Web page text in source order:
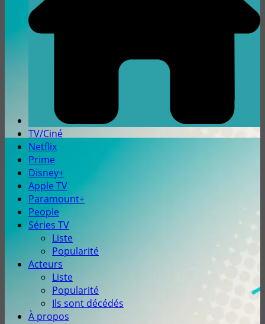
TV/Ciné
Netflix
Prime
Disney+
Apple TV
Paramount+
People
Séries TV
Liste
Popularité
Acteurs
Liste
Popularité
Ils sont décédés
À propos